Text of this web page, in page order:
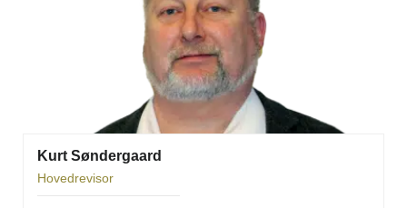
Kurt Søndergaard
Hovedrevisor